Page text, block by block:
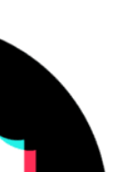
hợp,
cầu thật.
sinh viên,
mua
ưu